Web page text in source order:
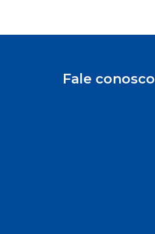
Fale conosco